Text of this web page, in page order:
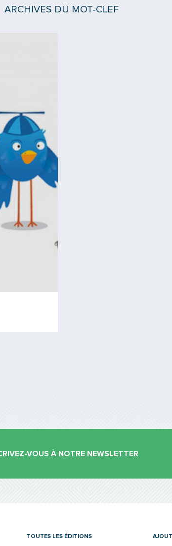
ARCHIVES DU MOT-CLEF
VOUS À NOTRE NEWSLETTER
TOUTES LES ÉDITIONS